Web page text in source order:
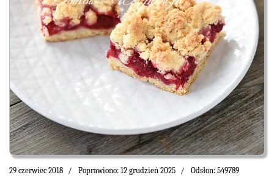
29 czerwiec 2018 Poprawiono: 12 grudzień 2025 Odsłon: 549789